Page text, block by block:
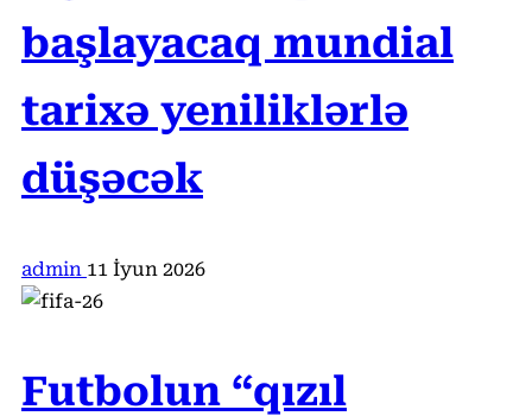
başlayacaq mundial
tarixə yeniliklərlə
düşəcək
admin 11 İyun 2026
Futbolun “qızıl